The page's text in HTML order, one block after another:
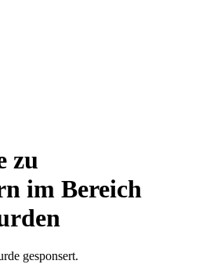
zu
im Bereich
gesponsert.